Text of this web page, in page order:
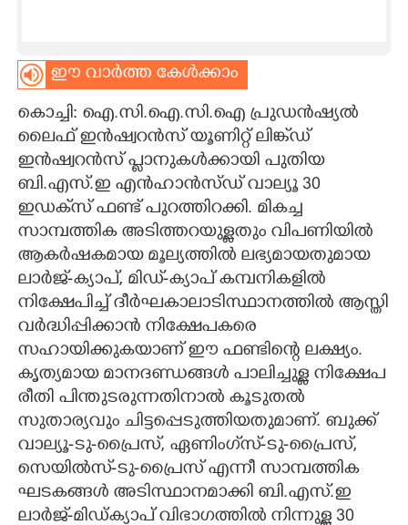
ASTRO
CARTOONS
LITERATURE
ZOOM
CONTACT US
ഈ വാർത്ത കേൾക്കാം
കൊച്ചി: ഐ.സി.ഐ.സി.ഐ പ്രുഡൻഷ്യൽ
ലൈഫ് ഇൻഷ്വറൻസ് യൂണിറ്റ് ലിങ്ക്ഡ്
ഇൻഷ്വറൻസ് പ്ലാനുകൾക്കായി പുതിയ
ബി.എസ്.ഇ എൻഹാൻസ്ഡ് വാല്യൂ 30
ഇഡക്‌സ് ഫണ്ട് പുറത്തിറക്കി. മികച്ച
സാമ്പത്തിക അടിത്തറയുള്ളതും വിപണിയിൽ
ആകർഷകമായ മൂല്യത്തിൽ ലഭ്യമായതുമായ
ലാർജ്-ക്യാപ്, മിഡ്-ക്യാപ് കമ്പനികളിൽ
നിക്ഷേപിച്ച് ദീർഘകാലാടിസ്ഥാനത്തിൽ ആസ്തി
വർദ്ധിപ്പിക്കാൻ നിക്ഷേപകരെ
സഹായിക്കുകയാണ് ഈ ഫണ്ടിന്റെ ലക്ഷ്യം.
കൃത്യമായ മാനദണ്ഡങ്ങൾ പാലിച്ചുള്ള നിക്ഷേപ
രീതി പിന്തുടരുന്നതിനാൽ കൂടുതൽ
സുതാര്യവും ചിട്ടപ്പെടുത്തിയതുമാണ്. ബുക്ക്
വാല്യൂ-ടു-പ്രൈസ്, ഏണിംഗ്‌സ്-ടു-പ്രൈസ്,
സെയിൽസ്-ടു-പ്രൈസ് എന്നീ സാമ്പത്തിക
ഘടകങ്ങൾ അടിസ്ഥാനമാക്കി ബി.എസ്.ഇ
ലാർജ്-മിഡ്ക്യാപ് വിഭാഗത്തിൽ നിന്നുള്ള 30